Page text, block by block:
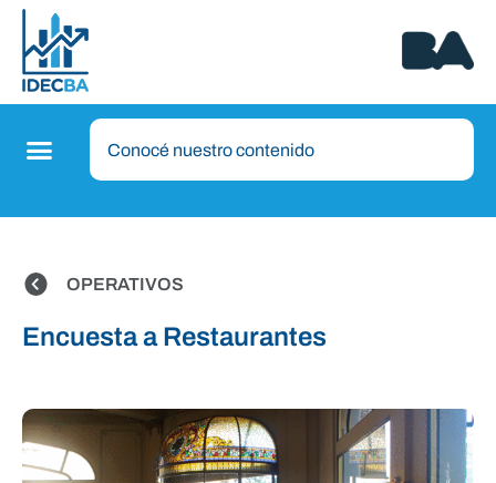
OPERATIVOS
Encuesta a Restaurantes